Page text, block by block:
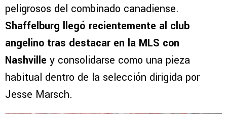
peligrosos del combinado canadiense.
Shaffelburg llegó recientemente al club
angelino tras destacar en la MLS con
Nashville y consolidarse como una pieza
habitual dentro de la selección dirigida por
Jesse Marsch.